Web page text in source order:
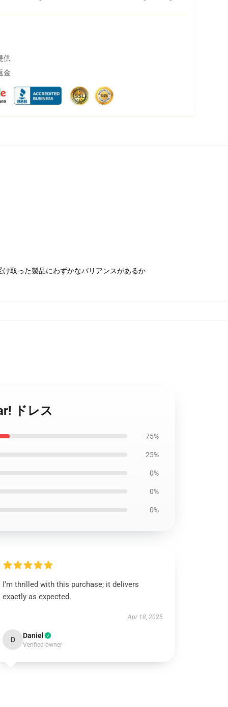
供
金
取った製品にわずかなバリアンスがあるか
ドレス
75%
25%
0%
0%
0%
I’m thrilled with this purchase; it delivers
exactly as expected.
Apr 18, 2025
D Daniel
Verified owner